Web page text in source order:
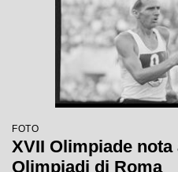
FOTO
XVII Olimpiade
Olimpiadi di Roma